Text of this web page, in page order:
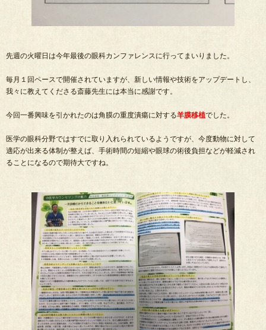
先週の火曜日は今年最後の眼科カンファレンスに行ってまいりました。
毎月１回ペースで開催されていますが、新しい情報や技術をアップデートし、
我々に教えてくださる斎藤先生には本当に感謝です。
今回一番興味を引かれたのは角膜の重度潰瘍に対する羊膜移植でした。
医学の眼科分野ではすでに取り入れられているようですが、今度動物に対して
適応が出来る体制が整えば、手術時間の短縮や眼球の術後負担などが軽減され
ることになるので期待大ですね。